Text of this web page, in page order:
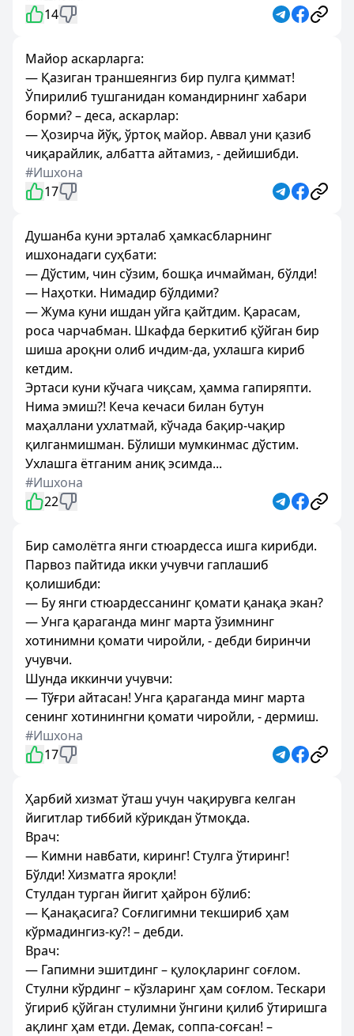
14
Майор аскарларга:
— Қазиган траншеянгиз бир пулга қиммат!
Ўпирилиб тушганидан командирнинг хабари
борми? – деса, аскарлар:
— Ҳозирча йўқ, ўртоқ майор. Аввал уни қазиб
чиқарайлик, албатта айтамиз, - дейишибди.
#Ишхона
17
Душанба куни эрталаб ҳамкасбларнинг
ишхонадаги суҳбати:
— Дўстим, чин сўзим, бошқа ичмайман, бўлди!
— Наҳотки. Нимадир бўлдими?
— Жума куни ишдан уйга қайтдим. Қарасам,
роса чарчабман. Шкафда беркитиб қўйган бир
шиша ароқни олиб ичдим-да, ухлашга кириб
кетдим.
Эртаси куни кўчага чиқсам, ҳамма гапиряпти.
Нима эмиш?! Кеча кечаси билан бутун
маҳаллани ухлатмай, кўчада бақир-чақир
қилганмишман. Бўлиши мумкинмас дўстим.
Ухлашга ётганим аниқ эсимда...
#Ишхона
22
Бир самолётга янги стюардесса ишга кирибди.
Парвоз пайтида икки учувчи гаплашиб
қолишибди:
— Бу янги стюардессанинг қомати қанақа экан?
— Унга қараганда минг марта ўзимнинг
хотинимни қомати чиройли, - дебди биринчи
учувчи.
Шунда иккинчи учувчи:
— Тўғри айтасан! Унга қараганда минг марта
сенинг хотинингни қомати чиройли, - дермиш.
#Ишхона
17
Ҳарбий хизмат ўташ учун чақирувга келган
йигитлар тиббий кўрикдан ўтмоқда.
Врач:
— Кимни навбати, киринг! Стулга ўтиринг!
Бўлди! Хизматга яроқли!
Стулдан турган йигит ҳайрон бўлиб:
— Қанақасига? Соғлигимни текшириб ҳам
кўрмадингиз-ку?! – дебди.
Врач:
— Гапимни эшитдинг – қулоқларинг соғлом.
Стулни кўрдинг – кўзларинг ҳам соғлом. Тескари
ўгириб қўйган стулимни ўнгини қилиб ўтиришга
ақлинг ҳам етди. Демак, соппа-соғсан! –